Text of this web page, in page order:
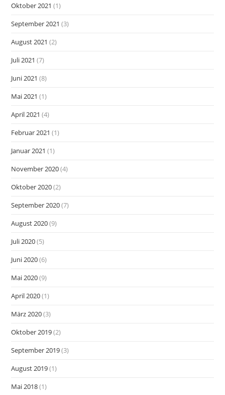
Oktober 2021 (1)
September 2021 (3)
August 2021 (2)
Juli 2021 (7)
Juni 2021 (8)
Mai 2021 (1)
April 2021 (4)
Februar 2021 (1)
Januar 2021 (1)
November 2020(4)
Oktober 2020(2)
September 2020(7)
August 2020(9)
Juli 2020(5)
Juni 2020(6)
Mai 2020(9)
April 2020(1)
März 2020(3)
Oktober 2019(2)
September 2019(3)
August 2019(1)
Mai 2018(1)